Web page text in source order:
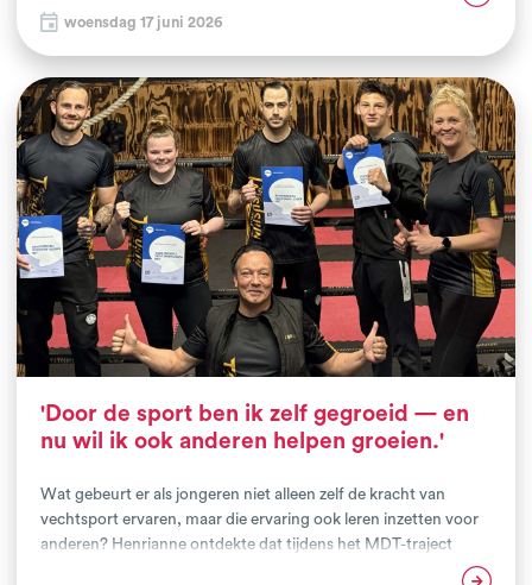
rondom jongeren die op één of meerdere leefgebieden dreigen
vast te lopen. Het tweejarige programma 'Vechtende
Jongeren' richt zich op het versterken van talentontwikkeling
en veerkracht van jongeren. Naast de scholing en begeleiding
van trainers vormt juist de verbinding met partners uit het
lokale zorg-, onderwijs-, sociaal- en veiligheidsdomein een
belangrijke succesfactor. Alleen samen ontstaat een omgeving
waarin jongeren duurzaam ondersteund kunnen worden.
woensdag 17 juni 2026
'Door de sport ben ik zelf gegroeid — en
nu wil ik ook anderen helpen groeien.'
Wat gebeurt er als jongeren niet alleen zelf de kracht van
vechtsport ervaren, maar die ervaring ook leren inzetten voor
anderen? Henrianne ontdekte dat tijdens het MDT-traject
'Talentontwikkeling met de handschoen aan'. Als één van de